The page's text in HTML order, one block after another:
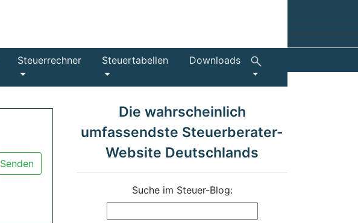
Steuerrechner Steuertabellen Downloads
Senden
Die wahrscheinlich
umfassendste Steuerberater-
Website Deutschlands
Suche im Steuer-Blog: